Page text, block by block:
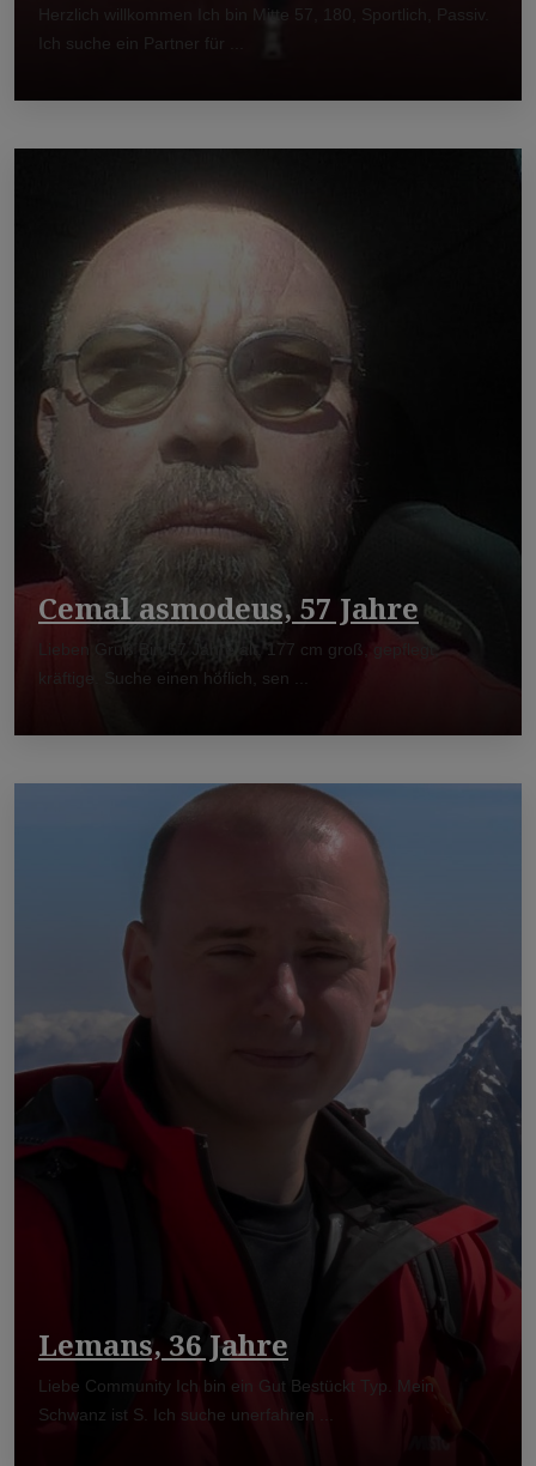
Herzlich willkommen Ich bin Mitte 57, 180, Sportlich, Passiv.
Ich suche ein Partner für ...
Cemal asmodeus, 57 Jahre
Lieben Gruß Bin 57 Jahre alt, 177 cm groß, gepflegt,
kräftige. Suche einen höflich, sen ...
Lemans, 36 Jahre
Liebe Community Ich bin ein Gut Bestückt Typ. Mein
Schwanz ist S. Ich suche unerfahren ...